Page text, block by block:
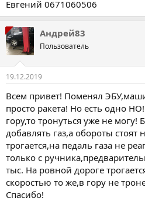
Евгений 0671060506
Андрей83
Пользователь
19.12.2019
Всем привет! Поменял
просто ракета! Но есть одно
гору,то тронуться уже не
добавлять газ,а обороты
трогается,на педаль газа не
только с
тыс. На ровной дороге
скоростью то же,в гору не
Спасибо!